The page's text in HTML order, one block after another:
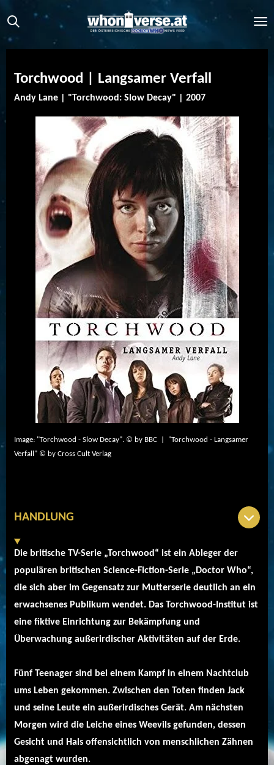
Zum
Hauptinhalt
springen
Torchwood | Langsamer Verfall
Andy Lane | "Torchwood: Slow Decay" | 2007
Image: "Torchwood - Slow Decay". © by BBC | "Torchwood - Langsamer
Verfall" © by Cross Cult Verlag
HANDLUNG
Die britische TV-Serie „Torchwood“ ist ein Ableger der
populären britischen Science-Fiction-Serie „Doctor Who“,
die sich aber im Gegensatz zur Mutterserie deutlich an ein
erwachsenes Publikum wendet. Das Torchwood-Institut ist
eine fiktive Einrichtung zur Bekämpfung und
Überwachung außerirdischer Aktivitäten auf der Erde.
Fünf Teenager sind bei einem Kampf in einem Nachtclub
ums Leben gekommen. Zwischen den Toten finden Jack
und seine Leute ein außerirdisches Gerät. Am nächsten
Morgen wird die Leiche eines Weevils gefunden, dessen
Gesicht und Hals offensichtlich von menschlichen Zähnen
abgenagt wurden.